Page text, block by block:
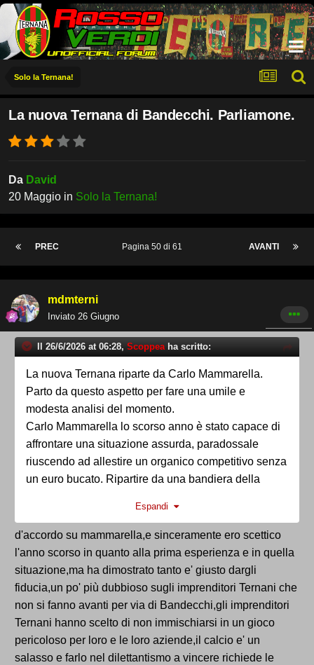
Solo la Ternana!
La nuova Ternana di Bandecchi. Parliamone.
Da David
20 Maggio in Solo la Ternana!
PREC AVANTI
Pagina 50 di 61
mdmterni
Inviato 26 Giugno
Il 26/6/2026 at 06:28, Scoppeaha scritto:
La nuova Ternana riparte da Carlo Mammarella.
Parto da questo aspetto per fare una umile e
modesta analisi del momento.
Carlo Mammarella lo scorso anno è stato capace di
affrontare una situazione assurda, paradossale
riuscendo ad allestire un organico competitivo senza
un euro bucato. Ripartire da una bandiera della
competenza e professionalità non può che far
immenso piacere. E poi il tempo è sempre
galantuomo e non meritava certo di uscire in quel
modo
Detto ciò prendersi la paternità della patente del
tifoso è sempre un esercizio molto divertente. La
ripartenza naturale della Ternana la indica la
normativa federale: Eccellenza perchè da alcuni
Espandi
d'accordo su mammarella,e sinceramente ero scettico
l'anno scorso in quanto alla prima esperienza e in quella
situazione,ma ha dimostrato tanto e' giusto dargli
fiducia,un po' più dubbioso sugli imprenditori Ternani che
non si fanno avanti per via di Bandecchi,gli imprenditori
Ternani hanno scelto di non immischiarsi in un gioco
pericoloso per loro e le loro aziende,il calcio e' un
salasso e farlo nel dilettantismo a vincere richiede le